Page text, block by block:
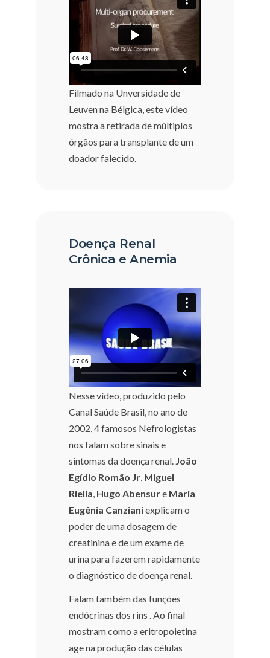
Filmado na Unversidade de
Leuven na Bélgica, este vídeo
mostra a retirada de múltiplos
órgãos para transplante de um
doador falecido.
Doença Renal
Crônica e Anemia
Nesse vídeo, produzido pelo
Canal Saúde Brasil, no ano de
2002, 4 famosos Nefrologistas
nos falam sobre sinais e
sintomas da doença renal. João
Egídio Romão Jr, Miguel
Riella, Hugo Abensure Maria
Eugênia Canzianiexplicam o
poder de uma dosagem de
creatinina e de um exame de
urina para fazerem rapidamente
o diagnóstico de doença renal.
Falam também das funções
endócrinas dos rins . Ao final
mostram como a eritropoietina
age na produção das células